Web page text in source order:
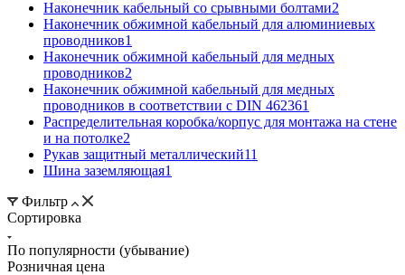
Наконечник кабельный со срывными болтами2
Наконечник обжимной кабельный для алюминиевых
проводников1
Наконечник обжимной кабельный для медных
проводников2
Наконечник обжимной кабельный для медных
проводников в соответствии с DIN 462361
Распределительная коробка/корпус для монтажа на стене
и на потолке2
Рукав защитный металлический11
Шина заземляющая1
Фильтр
Сортировка
По популярности (убывание)
Розничная цена